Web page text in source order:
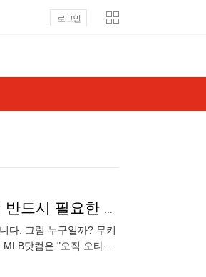
로그인
"베츠는 다저스의 심장이자 영혼이며 야구선수의 정의" MLB닷컴, 각 팀 반드시 필요한 선수 1명씩 선정...SD 김하성 'NO', SF 이정후'NO'
다. 그럼 누구일까? 무키
닷컴은 "오직 오타니